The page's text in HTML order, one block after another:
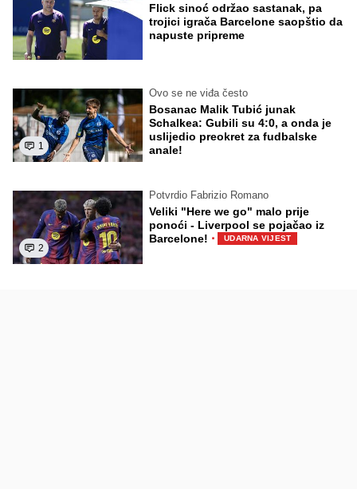
Flick sinoć održao sastanak, pa
trojici igrača Barcelone saopštio da
napuste pripreme
1
Ovo se ne viđa često
Bosanac Malik Tubić junak
Schalkea: Gubili su 4:0, a onda je
uslijedio preokret za fudbalske
anale!
2
Potvrdio Fabrizio Romano
Veliki "Here we go" malo prije
ponoći - Liverpool se pojačao iz
Barcelone! · UDARNA VIJEST